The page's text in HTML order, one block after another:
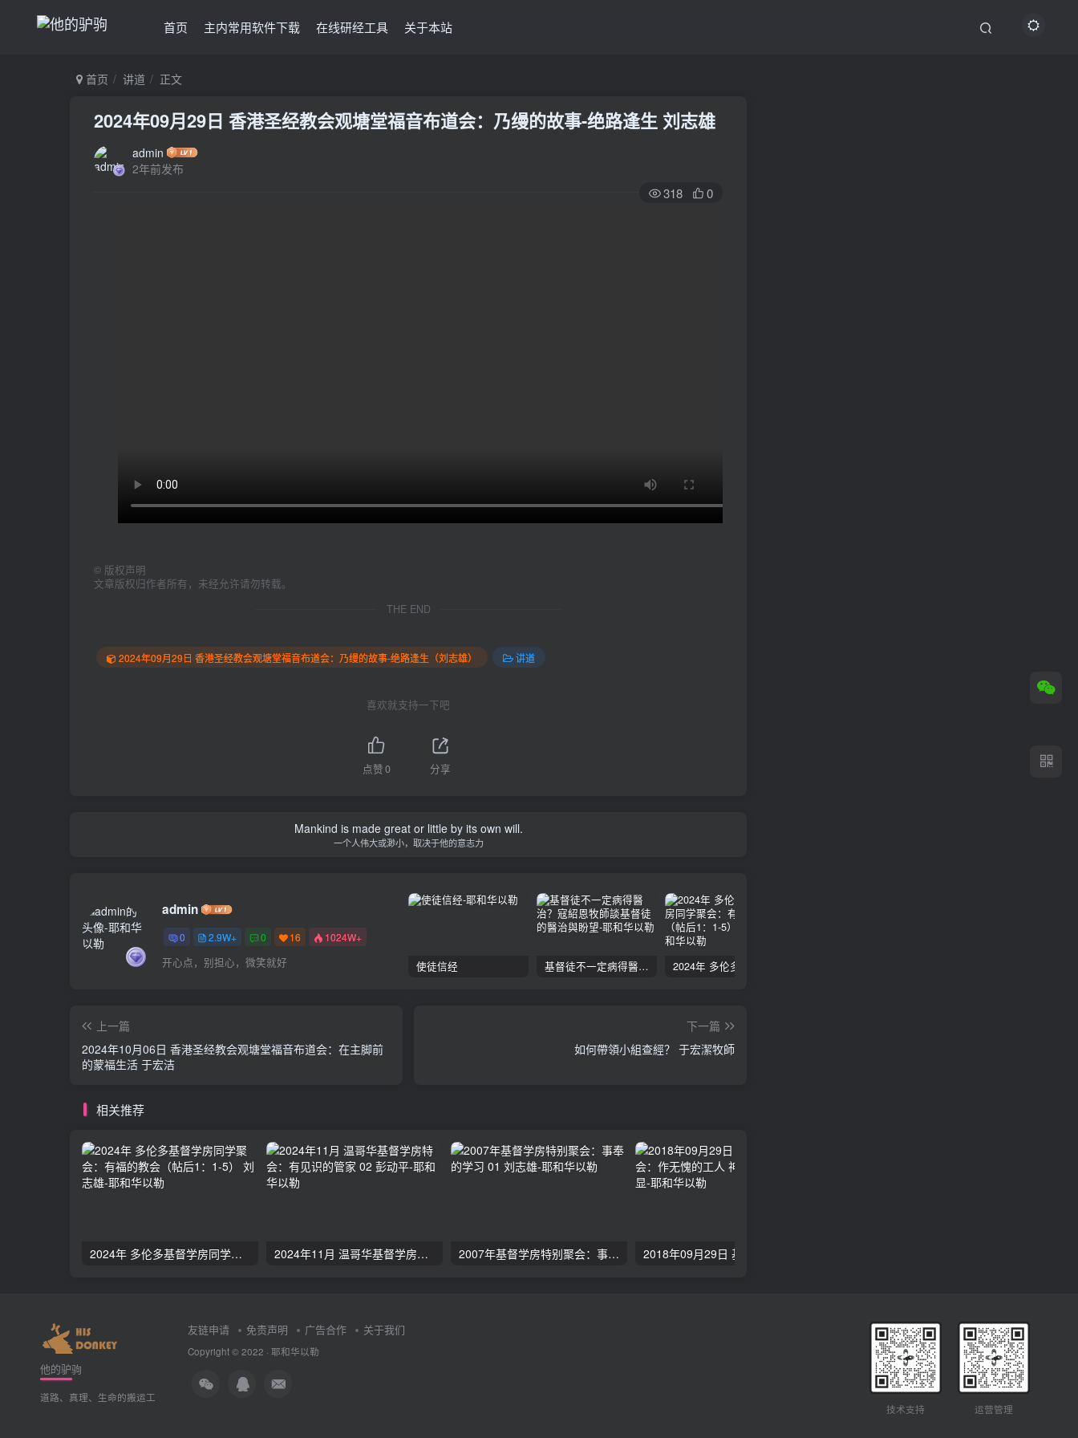
首页 主内常用软件下载 在线研经工具 关于本站
首页 讲道 正文
2024年09月29日 香港圣经教会观塘堂福音布道会：乃缦的故事-绝路逢生 刘志雄
admin
2年前发布
318 0
© 版权声明
文章版权归作者所有，未经允许请勿转载。
THE END
2024年09月29日 香港圣经教会观塘堂福音布道会：乃缦的故事-绝路逢生（刘志雄） 讲道
喜欢就支持一下吧
点赞0 分享
Mankind is made great or little by its own will.
一个人伟大或渺小，取决于他的意志力
admin
0 2.9W+ 0 16 1024W+
开心点，别担心，微笑就好 使徒信经 基督徒不一定病得醫治？寇紹恩牧師談基督徒的醫治與盼望
上一篇
2024年10月06日 香港圣经教会观塘堂福音布道会：在主脚前
的蒙福生活 于宏洁
下一篇
如何帶領小組查經？ 于宏潔牧師
相关推荐
2024年 多伦多基督学房同学聚会：有福的教会（帖后1：1-5） 刘志雄 2024年11月 温哥华基督学房特会：有见识的管家 02 彭动平 2007年基督学房特别聚会：事奉的学习 01 刘志雄
他的驴驹
道路、真理、生命的搬运工
友链申请 免责声明 广告合作 关于我们
Copyright © 2022 · 耶和华以勒
技术支持 运营管理